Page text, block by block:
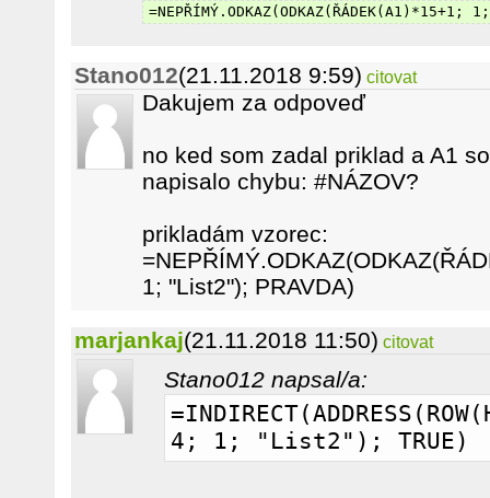
Stano012(21.11.2018 9:59) citovat
Dakujem za odpoveď
no ked som zadal priklad a A1
napisalo chybu: #NÁZOV?
prikladám vzorec:
1; "List2"); PRAVDA)
marjankaj(21.11.2018 11:50) citovat
Stano012 napsal/a:
4; 1; "List2"); TRUE)